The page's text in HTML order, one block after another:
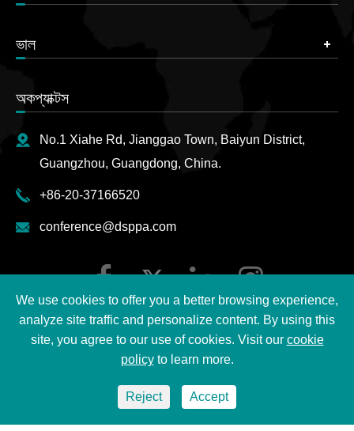
ভাল
অকপ্যাক্টস
No.1 Xiahe Rd, Jianggao Town, Baiyun District,
Guangzhou, Guangdong, China.
+86-20-37166520
conference@dsppa.com
স্যান্ট
| ডস্প্যাপ্যাপ্রিভেন
We use cookies to offer you a better browsing experience,
analyze site traffic and personalize content. By using this
site, you agree to our use of cookies. Visit our cookie
policyto learn more.
Reject Accept